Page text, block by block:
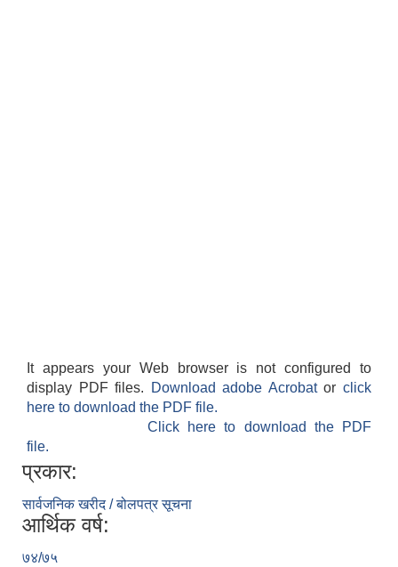
It appears your Web browser is not configured to
display PDF files.
Download adobe Acrobatorclick
here to download the PDF file.
Click here to download the PDF
file.
प्रकार:
सार्वजनिक खरीद / बोलपत्र सूचना
आर्थिक वर्ष:
७४/७५